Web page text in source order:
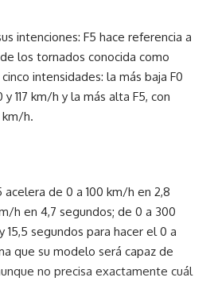
intenciones: F5 hace referencia a
los tornados conocida como
intensidades: la más baja F0
117 km/h y la más alta F5, con
h.
acelera de 0 a 100 km/h en 2,8
h en 4,7 segundos; de 0 a 300
15,5 segundos para hacer el 0 a
que su modelo será capaz de
no precisa exactamente cuál